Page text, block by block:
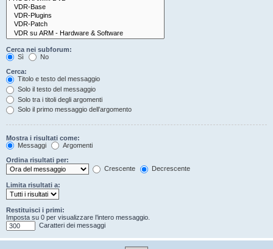
Cerca nei subforum:
Sì
No
Cerca:
Titolo e testo del messaggio
Solo il testo del messaggio
Solo tra i titoli degli argomenti
Solo il primo messaggio dell’argomento
Mostra i risultati come:
Messaggi
Argomenti
Ordina risultati per:
Crescente
Decrescente
Limita risultati a:
Restituisci i primi:
Imposta su 0 per visualizzare l’intero messaggio.
Caratteri dei messaggi